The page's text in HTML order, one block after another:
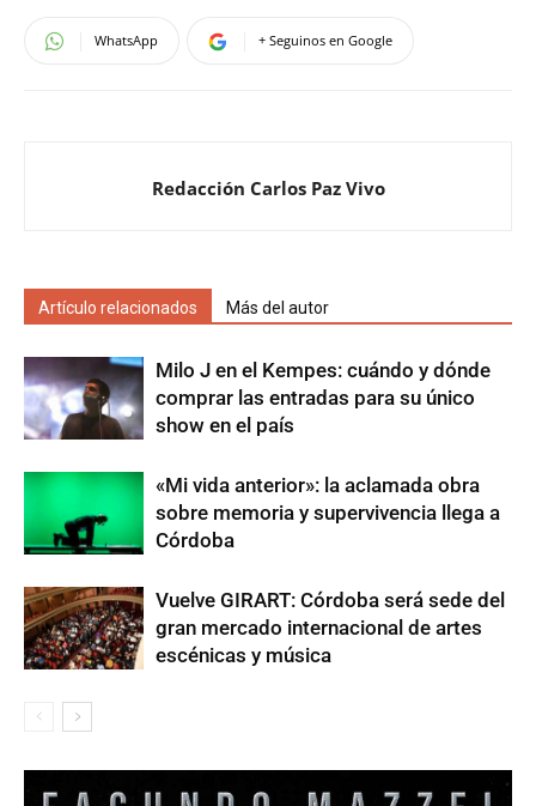
WhatsApp + Seguinos en Google
Redacción Carlos Paz Vivo
Artículo relacionados Más del autor
Milo J en el Kempes: cuándo y dónde
comprar las entradas para su único
show en el país
«Mi vida anterior»: la aclamada obra
sobre memoria y supervivencia llega a
Córdoba
Vuelve GIRART: Córdoba será sede del
gran mercado internacional de artes
escénicas y música